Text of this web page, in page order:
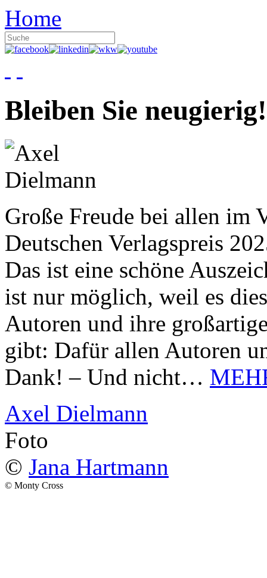
Home
Bleiben Sie neugierig!
Große Freude bei allen im
Deutschen Verlagspreis
Das ist eine schöne
ist nur möglich, weil es
Autoren und ihre
gibt: Dafür allen Autoren
Dank! – Und nicht…
Axel Dielmann
Foto
© Jana Hartmann
© Monty Cross